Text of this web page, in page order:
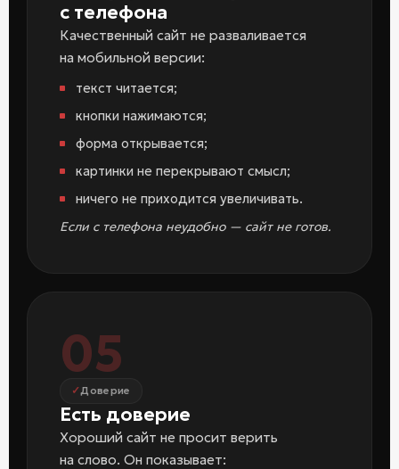
с телефона
Качественный сайт не разваливается
на мобильной версии:
текст читается;
кнопки нажимаются;
форма открывается;
картинки не перекрывают смысл;
ничего не приходится увеличивать.
Если с телефона неудобно — сайт не готов.
05
Доверие
Есть доверие
Хороший сайт не просит верить
на слово. Он показывает: